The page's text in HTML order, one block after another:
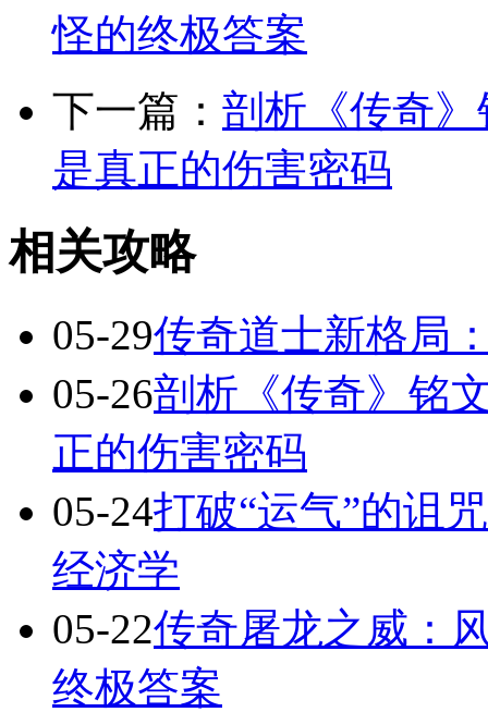
怪的终极答案
下一篇： 剖析《传奇
是真正的伤害密码
相关攻略
05-29传奇道士新格局
05-26剖析《传奇》铭
正的伤害密码
05-24打破“运气”的诅
经济学
05-22传奇屠龙之威：
终极答案